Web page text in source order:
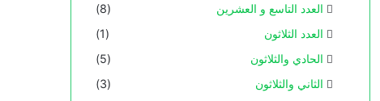
العدد التاسع و العشرين
(8)
العدد الثلاثون
(1)
الحادي والثلاثون
(5)
الثاني والثلاثون
(3)